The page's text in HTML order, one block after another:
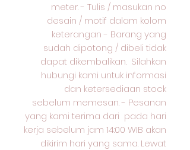
meter. - Tulis / masukan no
desain / motif dalam kolom
keterangan - Barang yang
sudah dipotong / dibeli tidak
dapat dikembalikan. Silahkan
hubungi kami untuk informasi
dan ketersediaan stock
sebelum memesan. - Pesanan
yang kami terima dari pada hari
kerja sebelum jam 14:00 WIB akan
dikirim hari yang sama. Lewat